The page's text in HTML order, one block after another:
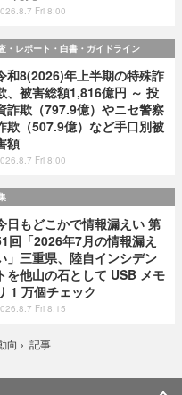
Fri 8:00
・レポート・白書・ガイドライン
和8(2026)年上半期の特殊詐
、被害総額1,816億円 ～ 投
詐欺（797.9億）やニセ警察
欺（507.9億）など手口別被
額
Fri 8:00
日もどこかで情報漏えい 第
回「2026年7月の情報漏え
」三重県、陸自インシデン
トを他山の石として USB メモ
1 万個チェック
Fri 8:15
向 › 記事